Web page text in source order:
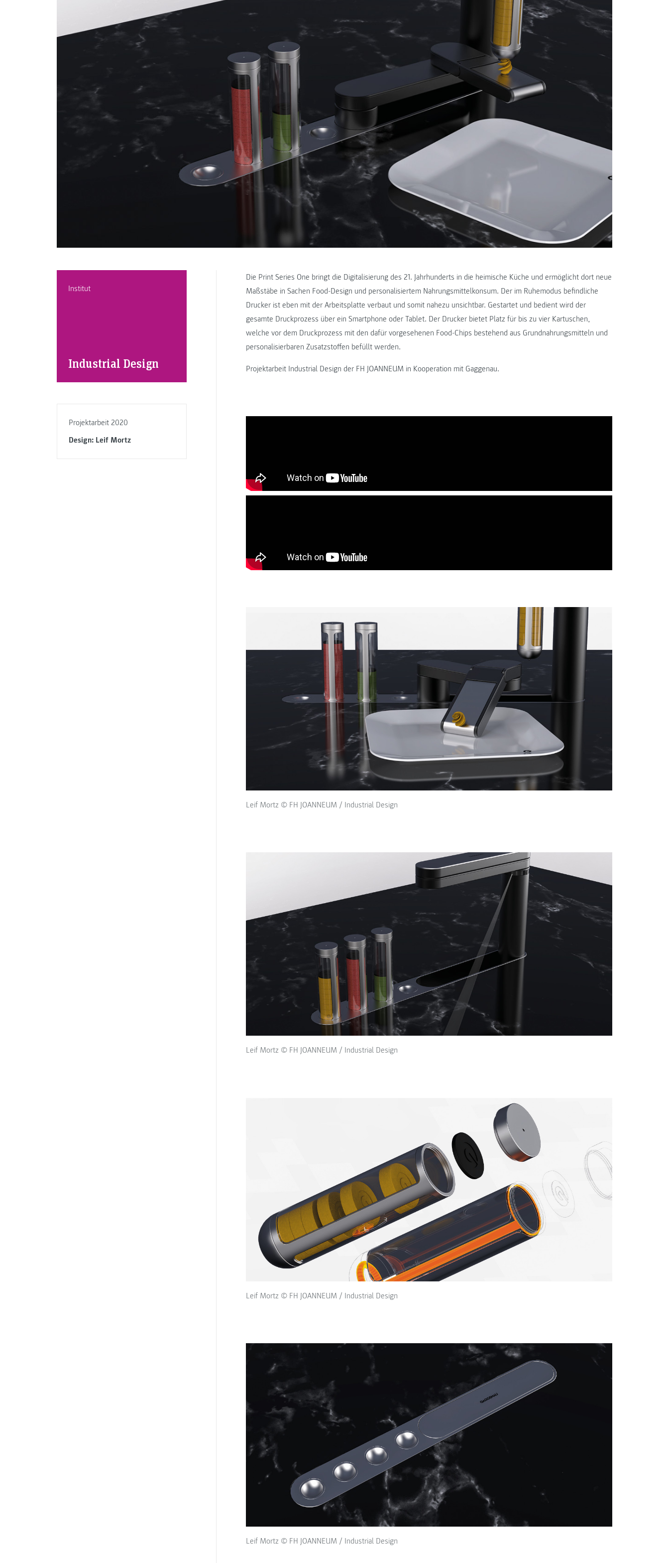
Institut
Industrial Design
Projektarbeit 2020
Design: Leif Mortz
Die Print Series One bringt die Digitalisierung des 21. Jahrhunderts in die heimische Küche und ermöglicht dort neue
Maßstäbe in Sachen Food-Design und personalisiertem Nahrungsmittelkonsum. Der im Ruhemodus befindliche
Drucker ist eben mit der Arbeitsplatte verbaut und somit nahezu unsichtbar. Gestartet und bedient wird der
gesamte Druckprozess über ein Smartphone oder Tablet. Der Drucker bietet Platz für bis zu vier Kartuschen,
welche vor dem Druckprozess mit den dafür vorgesehenen Food-Chips bestehend aus Grundnahrungsmitteln und
personalisierbaren Zusatzstoffen befüllt werden.
Projektarbeit Industrial Design der FH JOANNEUM in Kooperation mit Gaggenau.
Leif Mortz © FH JOANNEUM / Industrial Design
Leif Mortz © FH JOANNEUM / Industrial Design
Leif Mortz © FH JOANNEUM / Industrial Design
Leif Mortz © FH JOANNEUM / Industrial Design